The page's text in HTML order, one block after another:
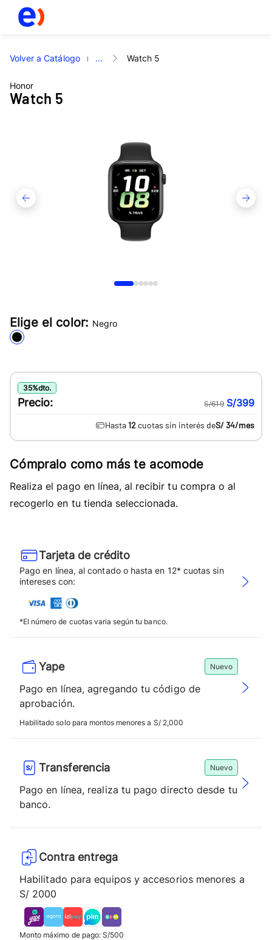
Volver a Catálogo ... Watch 5
Honor
Watch 5
Elige el color: Negro
35%dto.
Precio: S/619 S/399
Hasta 12 cuotas sin interés deS/ 34/mes
Cómpralo como más te acomode
Realiza el pago en línea, al recibir tu compra o al
recogerlo en tu tienda seleccionada.
Tarjeta de crédito
Pago en línea, al contado o hasta en 12* cuotas sin
intereses con:
*El número de cuotas varia según tu banco.
Yape Nuevo
Pago en línea, agregando tu código de
aprobación.
Habilitado solo para montos menores a S/ 2,000
Transferencia Nuevo
Pago en línea, realiza tu pago directo desde tu
banco.
Contra entrega
Habilitado para equipos y accesorios menores a
S/ 2000
Monto máximo de pago: S/500